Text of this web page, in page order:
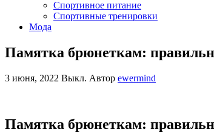
Спортивное питание
Спортивные тренировки
Мода
Памятка брюнеткам:
3 июня, 2022 Выкл. Автор ewermind
Памятка брюнеткам: